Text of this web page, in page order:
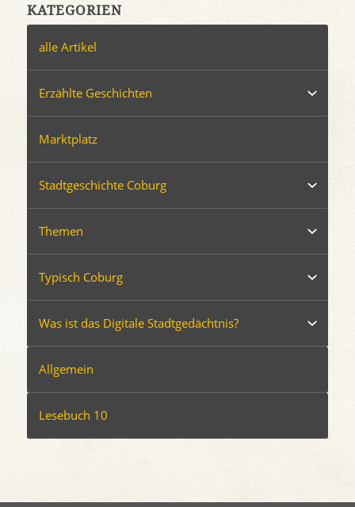
KATEGORIEN
alle Artikel
Erzählte Geschichten
Marktplatz
Stadtgeschichte Coburg
Themen
Typisch Coburg
Was ist das Digitale Stadtgedächtnis?
Allgemein
Lesebuch 10